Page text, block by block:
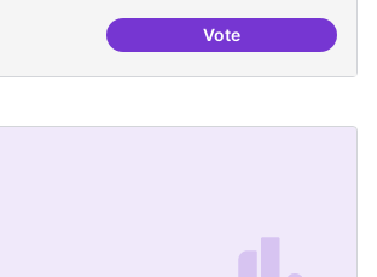
VoteComissió de